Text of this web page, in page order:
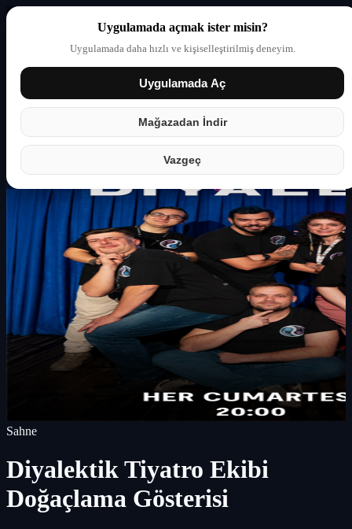
Uygulamada açmak ister misin?
Uygulamada daha hızlı ve kişiselleştirilmiş deneyim.
Uygulamada Aç
Mağazadan İndir
Vazgeç
Giriş yap Partner
Sahne
Diyalektik Tiyatro Ekibi
Doğaçlama Gösterisi